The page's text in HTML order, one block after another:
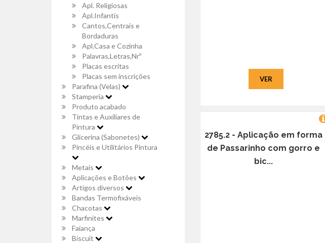
Apl. Religiosas
Apl.Infantis
Cantos,Centrais e
Bordaduras
Apl.Casa e Cozinha
Palavras,Letras,Nrº
Placas escritas
Placas sem inscrições
Parafina (Velas)
Stamperia
Produto acabado
Tintas e Auxiliares de
Pintura
Glicerina (Sabonetes)
Pincéis e Utilitários Pintura
Metais
Aplicações e Botões
Artigos diversos
Bandas Termofixáveis
Chacotas
Marfinites
Faiança
Biscuit
VER
2785.2 - Aplicação em forma
de Passarinho com gorro e
bic...